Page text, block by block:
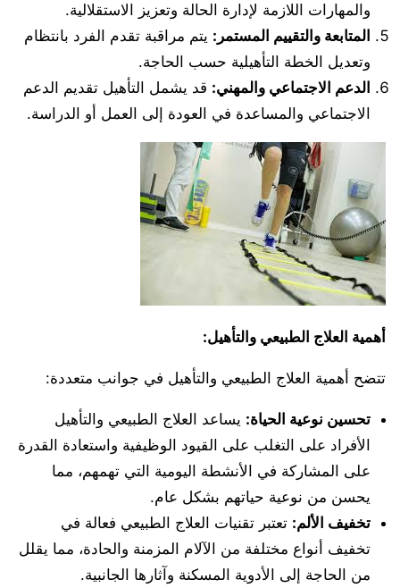
والمهارات اللازمة لإدارة الحالة وتعزيز الاستقلالية.
المتابعة والتقييم المستمر : يتم مراقبة تقدم الفرد بانتظام
وتعديل الخطة التأهيلية حسب الحاجة.
الدعم الاجتماعي والمهني: قد يشمل التأهيل تقديم الدعم
الاجتماعي والمساعدة في العودة إلى العمل أو الدراسة.
أهمية العلاج الطبيعي والتأهيل:
تتضح أهمية العلاج الطبيعي والتأهيل في جوانب متعددة:
تحسين نوعية الحياة: يساعد العلاج الطبيعي والتأهيل
الأفراد على التغلب على القيود الوظيفية واستعادة القدرة
على المشاركة في الأنشطة اليومية التي تهمهم، مما
يحسن من نوعية حياتهم بشكل عام.
تخفيف الألم: تعتبر تقنيات العلاج الطبيعي فعالة في
تخفيف أنواع مختلفة من الآلام المزمنة والحادة، مما يقلل
من الحاجة إلى الأدوية المسكنة وآثارها الجانبية.